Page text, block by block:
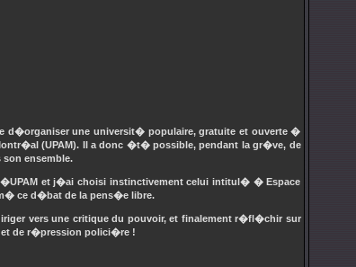
une universit� populaire, gratuite et ouverte �
(UPAM). Il a donc �t� possible, pendant la gr�ve, de
ensemble.
et j�ai choisi instinctivement celui intitul� � Espace
ce d�bat de la pens�e libre.
vers une critique du pouvoir, et finalement r�fl�chir sur
de r�pression polici�re !